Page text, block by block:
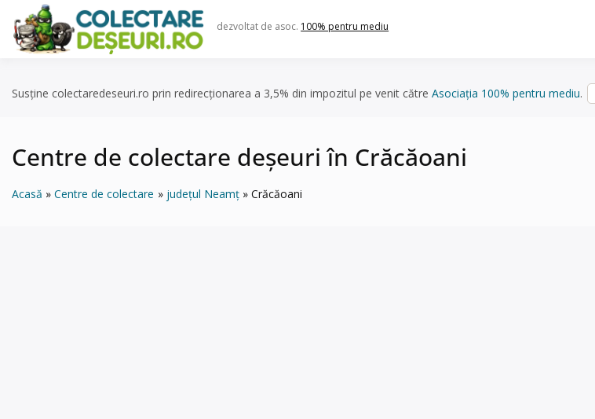
content
dezvoltat de asoc. 100% pentru mediu
Susține colectaredeseuri.ro prin redirecționarea a 3,5% din impozitul pe venit către Asociația 100% pentru mediu.
Centre de colectare deșeuri în Crăcăoani
Acasă Centre de colectare județul Neamț Crăcăoani